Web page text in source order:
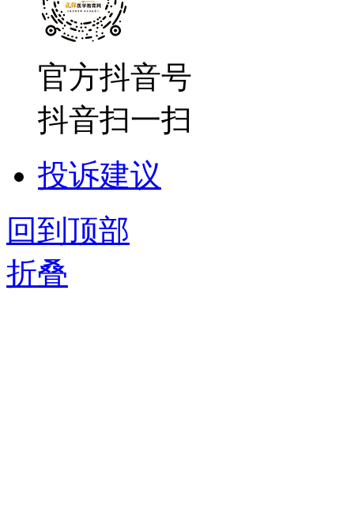
官方抖音号
抖音扫一扫
投诉建议
回到顶部
折叠